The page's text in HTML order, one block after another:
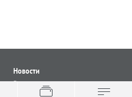
Новости
Все новости